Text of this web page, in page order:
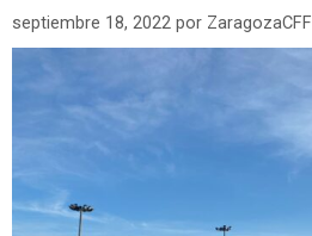
septiembre 18, 2022 por ZaragozaCFF